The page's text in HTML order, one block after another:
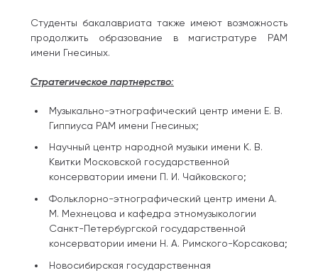
Студенты бакалавриата также имеют возможность
продолжить образование в магистратуре РАМ
имени Гнесиных.
Стратегическое партнерство:
Музыкально-этнографический центр имени Е. В.
Гиппиуса РАМ имени Гнесиных;
Научный центр народной музыки имени К. В.
Квитки Московской государственной
консерватории имени П. И. Чайковского;
Фольклорно-этнографический центр имени А.
М. Мехнецова и кафедра этномузыкологии
Санкт-Петербургской государственной
консерватории имени Н. А. Римского-Корсакова;
Новосибирская государственная